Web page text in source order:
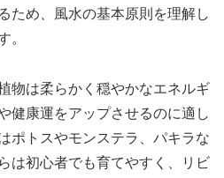
ため、風水の基本原則を理解し
。
物は柔らかく穏やかなエネルギ
健康運をアップさせるのに適し
ポトスやモンステラ、パキラな
は初心者でも育てやすく、リビ